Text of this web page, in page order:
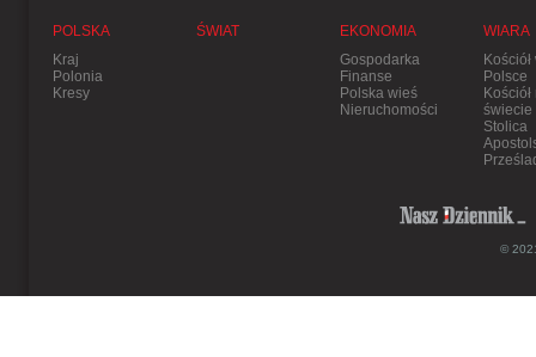
POLSKA
Kraj
Polonia
Kresy
ŚWIAT
EKONOMIA
Gospodarka
Finanse
Polska wieś
Nieruchomości
WIARA
Kościół
Polsce
Kościół
świecie
Stolica
©